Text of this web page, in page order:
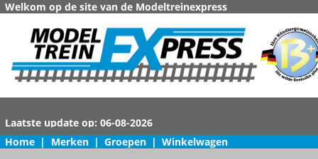
Welkom op de site van de Modeltreinexpress
Home | Merken | Groepen | Winkelwagen